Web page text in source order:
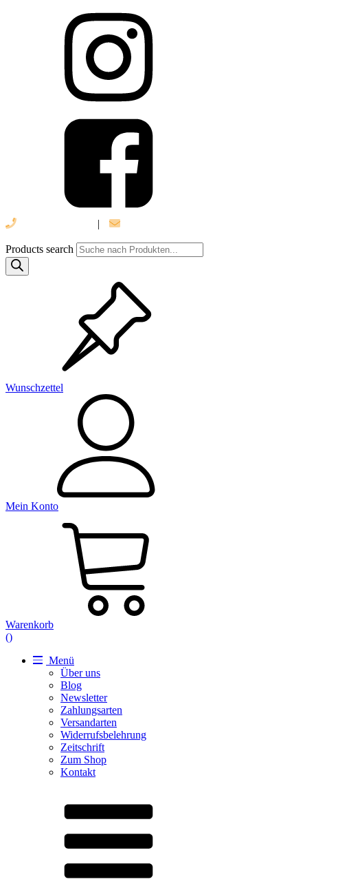
|
Products search
Wunschzettel
Mein Konto
Warenkorb
()
Menü
Über uns
Blog
Newsletter
Zahlungsarten
Versandarten
Widerrufsbelehrung
Zeitschrift
Zum Shop
Kontakt